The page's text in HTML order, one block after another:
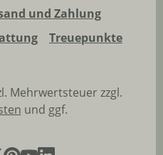
und Zahlung
Treuepunkte
Mehrwertsteuer zzgl.
und ggf.